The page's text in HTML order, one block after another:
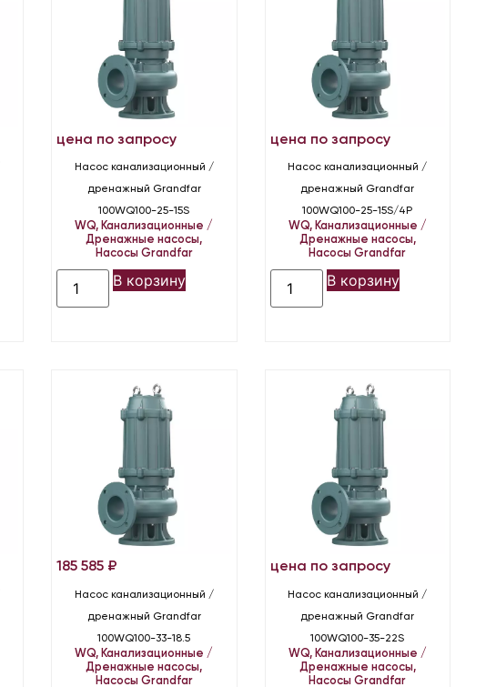
цена по запросу
Насос канализационный /
дренажный Grandfar
100WQ100-25-15S
WQ, Канализационные /
Дренажные насосы,
Насосы Grandfar
В корзину
цена по запросу
Насос канализационный /
дренажный Grandfar
100WQ100-25-15S/4P
WQ, Канализационные /
Дренажные насосы,
Насосы Grandfar
В корзину
185 585 ₽
Насос канализационный /
дренажный Grandfar
100WQ100-33-18.5
WQ, Канализационные /
Дренажные насосы,
Насосы Grandfar
цена по запросу
Насос канализационный /
дренажный Grandfar
100WQ100-35-22S
WQ, Канализационные /
Дренажные насосы,
Насосы Grandfar